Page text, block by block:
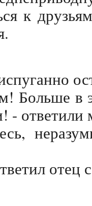
к
Больше в
- ответили
отец